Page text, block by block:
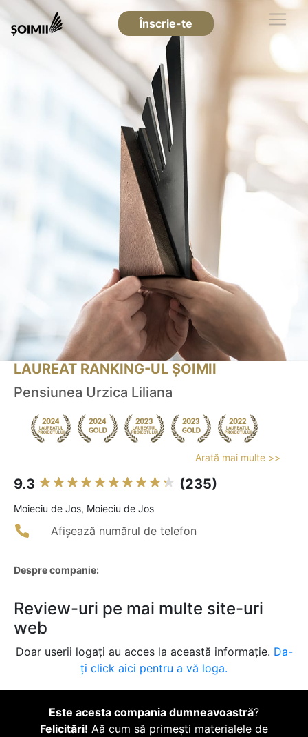
Înscrie-te
LAUREAT RANKING-UL ȘOIMII
Pensiunea Urzica Liliana
Arată mai multe >>
9.3 (235)
Moieciu de Jos, Moieciu de Jos
Afișează numărul de telefon
Despre companie:
Review-uri pe mai multe site-uri
web
Doar userii logați au acces la această informație. Da-
ți click aici pentru a vă loga.
Este acesta compania dumneavoastră?
Felicitări! Aă cum să primești materialele de